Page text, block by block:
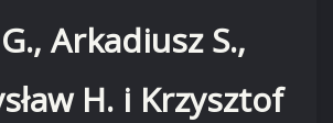
Arkadiusz S.,
H. i Krzysztof